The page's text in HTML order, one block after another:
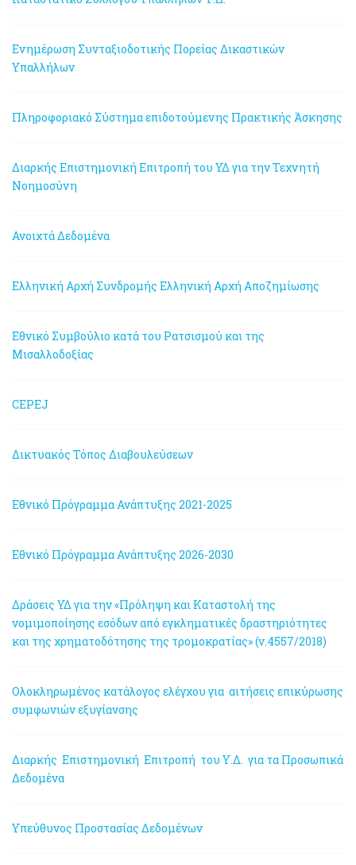
Ενημέρωση Συνταξιοδοτικής Πορείας Δικαστικών
Υπαλλήλων
Πληροφοριακό Σύστημα επιδοτούμενης Πρακτικής Άσκησης
Διαρκής Επιστημονική Επιτροπή του ΥΔ για την Τεχνητή
Νοημοσύνη
Ανοιχτά Δεδομένα
Ελληνική Αρχή Συνδρομής Ελληνική Αρχή Αποζημίωσης
Εθνικό Συμβούλιο κατά του Ρατσισμού και της
Μισαλλοδοξίας
CEPEJ
Δικτυακός Τόπος Διαβουλεύσεων
Εθνικό Πρόγραμμα Ανάπτυξης 2021-2025
Εθνικό Πρόγραμμα Ανάπτυξης 2026-2030
Δράσεις ΥΔ για την «Πρόληψη και Καταστολή της
νομιμοποίησης εσόδων από εγκληματικές δραστηριότητες
και της χρηματοδότησης της τρομοκρατίας» (ν.4557/2018)
Ολοκληρωμένος κατάλογος ελέγχου για αιτήσεις επικύρωσης
συμφωνιών εξυγίανσης
Διαρκής Επιστημονική Επιτροπή του Υ.Δ. για τα Προσωπικά
Δεδομένα
Υπεύθυνος Προστασίας Δεδομένων